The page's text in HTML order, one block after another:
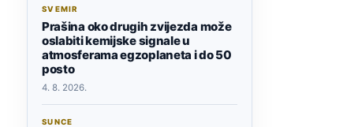
SVEMIR
Prašina oko drugih zvijezda može
oslabiti kemijske signale u
atmosferama egzoplaneta i do 50
posto
4. 8. 2026.
SUNCE